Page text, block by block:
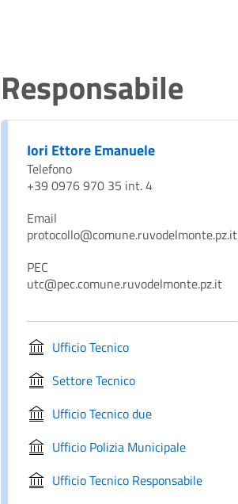
Responsabile
Iori Ettore Emanuele
Telefono
+39 0976 970 35 int. 4
Email
protocollo@comune.ruvodelmonte.pz.it
PEC
utc@pec.comune.ruvodelmonte.pz.it
Ufficio Tecnico
Settore Tecnico
Ufficio Tecnico due
Ufficio Polizia Municipale
Ufficio Tecnico Responsabile